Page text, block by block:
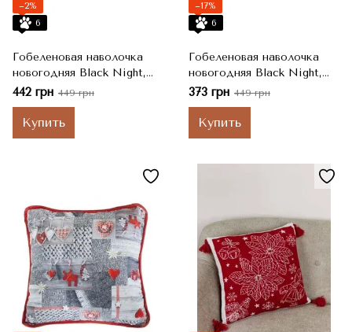
−2%
6
Гобеленовая наволочка
новогодняя Black Night,
Черный / Серый / Белый,
Олень, 45x45 см
442 грн 449 грн
Купить
−17%
6
Гобеленовая наволочка
новогодняя Black Night,
Черный / Белый / Серый,
Лось, 45x45 см
373 грн 449 грн
Купить